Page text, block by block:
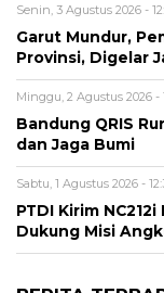
Senin, 3 Agustus 2026 -
Garut Mundur,
Provinsi, Digelar
Minggu, 2 Agustus 2026 -
Bandung QRIS
dan Jaga Bumi
Sabtu, 1 Agustus 2026 -
PTDI Kirim
Dukung Misi